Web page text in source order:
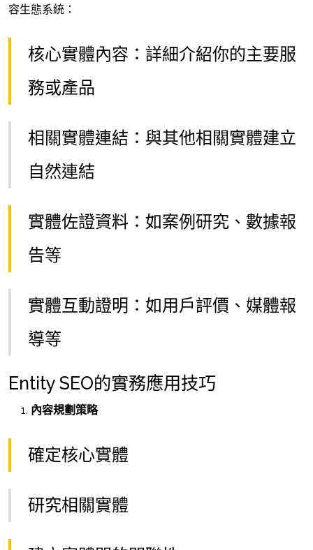
容生態系統：
核心實體內容：詳細介紹你的主要服
務或產品
相關實體連結：與其他相關實體建立
自然連結
實體佐證資料：如案例研究、數據報
告等
實體互動證明：如用戶評價、媒體報
導等
Entity SEO的實務應用技巧
內容規劃策略
確定核心實體
研究相關實體